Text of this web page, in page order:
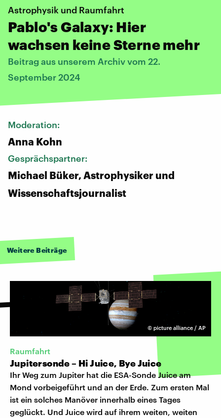
Astrophysik und Raumfahrt
Pablo's Galaxy: Hier
wachsen keine Sterne mehr
Beitrag aus unserem Archiv vom 22.
September 2024
Moderation:
Anna Kohn
Gesprächspartner:
Michael Büker, Astrophysiker und
Wissenschaftsjournalist
Weitere Beiträge
© picture alliance / AP
Raumfahrt
Jupitersonde – Hi Juice, Bye Juice
Ihr Weg zum Jupiter hat die ESA-Sonde Juice am
Mond vorbeigeführt und an der Erde. Zum ersten Mal
ist ein solches Manöver innerhalb eines Tages
geglückt. Und Juice wird auf ihrem weiten, weiten